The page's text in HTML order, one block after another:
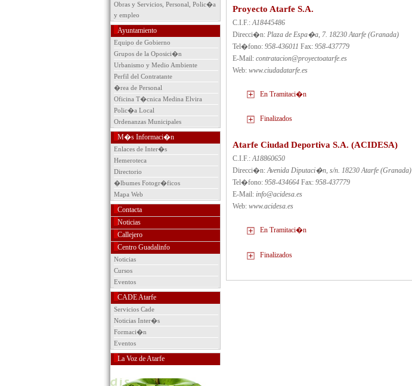
Obras y Servicios, Personal, Polic�a
y empleo
Ayuntamiento
Equipo de Gobierno
Grupos de la Oposici�n
Urbanismo y Medio Ambiente
Perfil del Contratante
�rea de Personal
Oficina T�cnica Medina Elvira
Polic�a Local
Ordenanzas Municipales
M�s Informaci�n
Enlaces de Inter�s
Hemeroteca
Directorio
�lbumes Fotogr�ficos
Mapa Web
Contacta
Noticias
Callejero
Centro Guadalinfo
Noticias
Cursos
Eventos
CADE Atarfe
Servicios Cade
Noticias Inter�s
Formaci�n
Eventos
La Voz de Atarfe
Proyecto Atarfe S.A.
C.I.F.: A18445486
Direcci�n: Plaza de Espa�a, 7. 18230 Atarfe (Granada)
Tel�fono: 958-436011 Fax: 958-437779
E-Mail: contratacion@proyectoatarfe.es
Web: www.ciudadatarfe.es
En Tramitaci�n
Finalizados
Atarfe Ciudad Deportiva S.A. (ACIDESA)
C.I.F.:A18860650
Direcci�n:Avenida Diputaci�n, s/n. 18230 Atarfe (Granada)
Tel�fono: 958-434664Fax: 958-437779
E-Mail: info@acidesa.es
Web: www.acidesa.es
En Tramitaci�n
Finalizados